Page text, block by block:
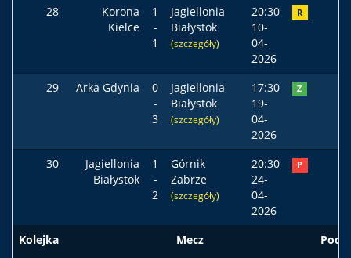
28
Korona
Kielce
1
-
1
Jagiellonia
Białystok
(szczegóły)
20:30
10-
04-
2026
R
29 Arka Gdynia
0
-
3
Jagiellonia
Białystok
(szczegóły)
17:30
19-
04-
2026
Z
30
Jagiellonia
Białystok
1
-
2
Górnik
Zabrze
(szczegóły)
20:30
24-
04-
2026
P
Kolejka Mecz Podst